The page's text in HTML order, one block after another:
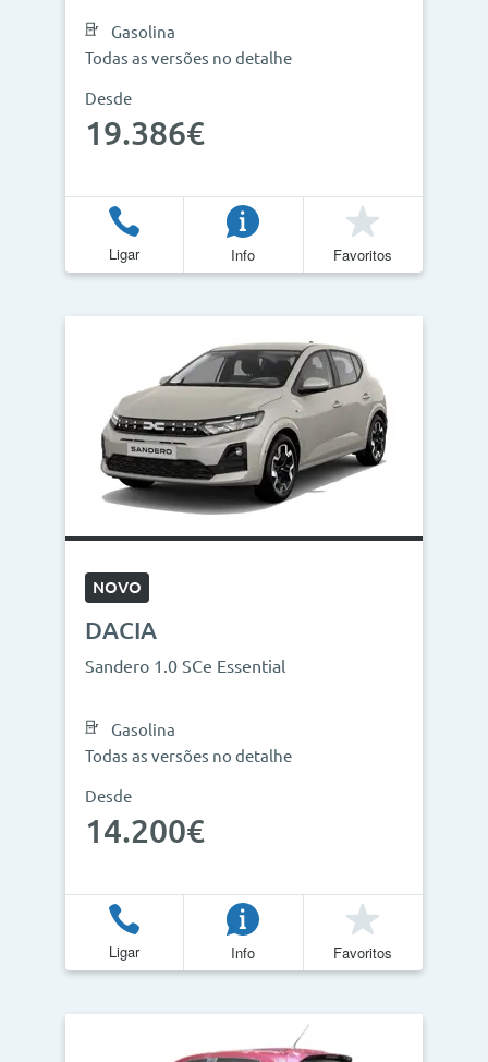
Gasolina
Todas as versões no detalhe
Desde
19.386€
Ligar Info Favoritos
NOVO
DACIA
Sandero 1.0 SCe Essential
Gasolina
Todas as versões no detalhe
Desde
14.200€
Ligar Info Favoritos